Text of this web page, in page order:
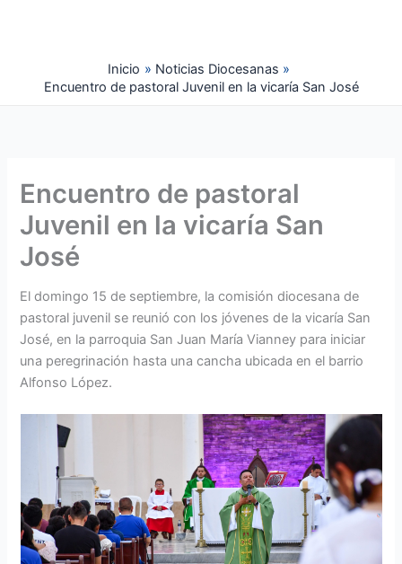
Inicio
Noticias Diocesanas
Encuentro de pastoral Juvenil en la vicaría San José
Encuentro de pastoral
Juvenil en la vicaría San
José
El domingo 15 de septiembre, la comisión diocesana de
pastoral juvenil se reunió con los jóvenes de la vicaría San
José, en la parroquia San Juan María Vianney para iniciar
una peregrinación hasta una cancha ubicada en el barrio
Alfonso López.